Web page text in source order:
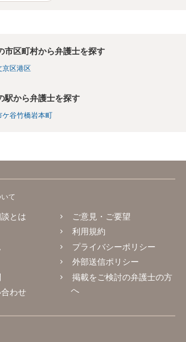
市区町村から弁護士を探す
京区港区
駅から弁護士を探す
ケ谷竹橋岩本町
て
とは
わせ
ご意見・ご要望
利用規約
プライバシーポリシー
外部送信ポリシー
掲載をご検討の弁護士の方
へ